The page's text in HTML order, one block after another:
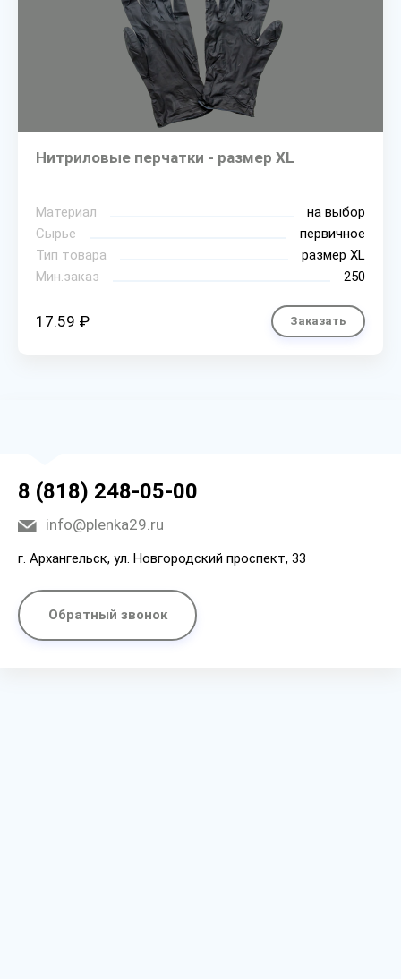
Нитриловые перчатки - размер XL
Материал
на выбор
Сырье
первичное
Тип товара
размер XL
Мин.заказ
250
17.59 ₽ Заказать
8 (818) 248-05-00
info@plenka29.ru
г. Архангельск, ул. Новгородский проспект, 33
Обратный звонок